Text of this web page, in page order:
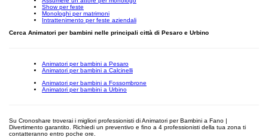
Show per feste
Monologhi per matrimoni
Intrattenimento per feste aziendali
Cerca Animatori per bambini nelle principali città di Pesaro e Urbino
Animatori per bambini a Pesaro
Animatori per bambini a Calcinelli
Animatori per bambini a Fossombrone
Animatori per bambini a Urbino
Su Cronoshare troverai i migliori professionisti di Animatori per Bambini a Fano |
Divertimento garantito. Richiedi un preventivo e fino a 4 professionisti della tua zona ti
contatteranno entro poche ore.